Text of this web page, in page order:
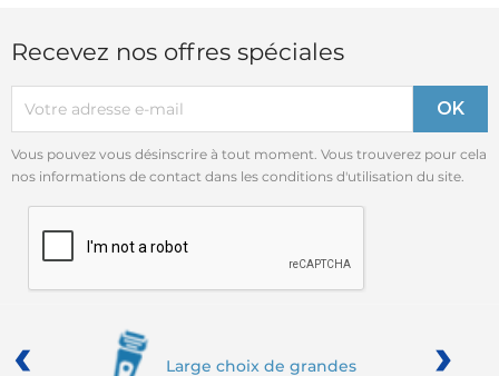
Recevez nos offres spéciales
Vous pouvez vous désinscrire à tout moment. Vous trouverez pour cela
nos informations de contact dans les conditions d'utilisation du site.
Large choix de grandes
‹ ›